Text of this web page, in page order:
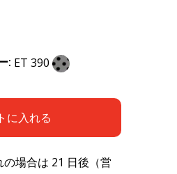
: ET 390
に入れる
場合は 21 日後（営